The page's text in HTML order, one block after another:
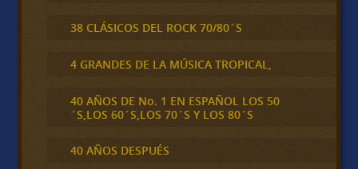
38 CLÁSICOS DEL ROCK 70/80´S
4 GRANDES DE LA MÚSICA TROPICAL,
40 AÑOS DE No. 1 EN ESPAÑOL LOS 50
´S,LOS 60´S,LOS 70´S Y LOS 80´S
40 AÑOS DESPUÉS